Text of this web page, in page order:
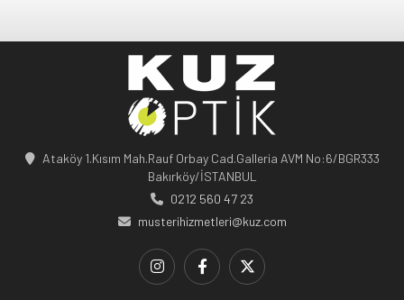
Ataköy 1.Kısım Mah.Rauf Orbay Cad.Galleria AVM No:6/BGR333
Bakırköy/İSTANBUL
0212 560 47 23
musterihizmetleri@kuz.com